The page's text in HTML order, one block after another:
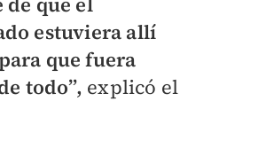
estuviera allí
que fuera
todo”, explicó el